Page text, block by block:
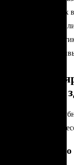
вероятность
глубокая чистка
зрения
эффективных
Роль
осмотров в
Использование
сочетании с
Почему